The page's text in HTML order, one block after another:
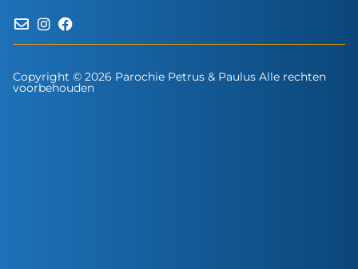
Copyright © 2026 Parochie Petrus & Paulus Alle rechten
voorbehouden